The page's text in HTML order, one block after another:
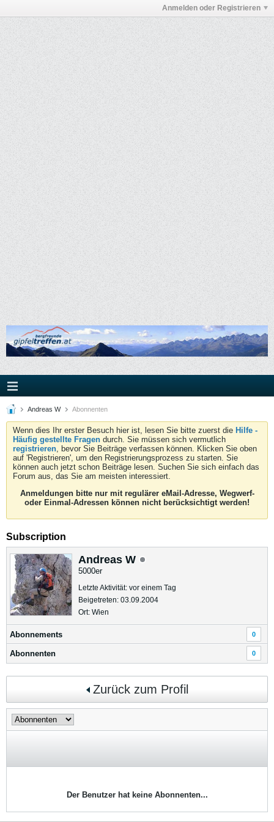
Anmelden oder Registrieren
Andreas W Abonnenten
Wenn dies Ihr erster Besuch hier ist, lesen Sie bitte zuerst die Hilfe -
Häufig gestellte Fragen durch. Sie müssen sich vermutlich
registrieren, bevor Sie Beiträge verfassen können. Klicken Sie oben
auf 'Registrieren', um den Registrierungsprozess zu starten. Sie
können auch jetzt schon Beiträge lesen. Suchen Sie sich einfach das
Forum aus, das Sie am meisten interessiert.
Anmeldungen bitte nur mit regulärer eMail-Adresse, Wegwerf-
oder Einmal-Adressen können nicht berücksichtigt werden!
Subscription
Andreas W
5000er
Letzte Aktivität: vor einem Tag
Beigetreten: 03.09.2004
Ort: Wien
Abonnements 0
Abonnenten 0
Zurück zum Profil
Der Benutzer hat keine Abonnenten...